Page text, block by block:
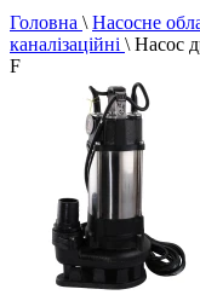
Головна \ Насосне
каналізаційні \ Насос
F